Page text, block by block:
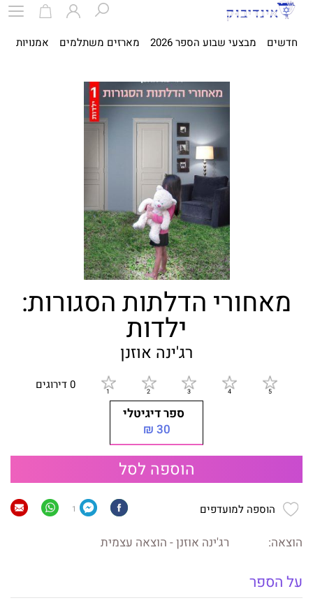
חדשים מבצעי שבוע הספר 2026 מארזים משתלמים אמנויות
מאחורי הדלתות הסגורות:
ילדות
רג'ינה אוזנן
0 דירוגים
ספר דיגיטלי
30 ₪
הוספה לסל
הוספה למועדפים 1
הוצאה: רג'ינה אוזנן - הוצאה עצמית
על הספר